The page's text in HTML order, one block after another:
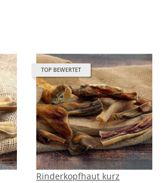
TOP BEWERTET
Rinderkopfhaut kurz